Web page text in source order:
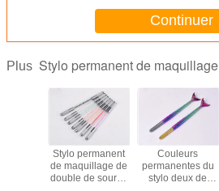
Continuer
Plus Stylo permanent de maquillage
Stylo permanent
de maquillage de
double de sourcil
Couleurs
permanentes du
stylo deux de